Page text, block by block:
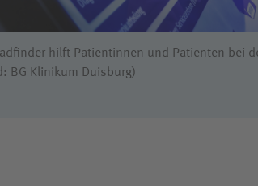
hilft Patientinnen und Patienten bei
BG Klinikum Duisburg)